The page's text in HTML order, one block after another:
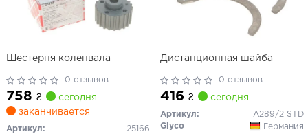
Шестерня коленвала
0 отзывов
758 ₴
сегодня
заканчивается
Артикул:
25166
Дистанционная шайба
0 отзывов
416 ₴ сегодня
Артикул:
A289/2 STD
Glyco
Германия